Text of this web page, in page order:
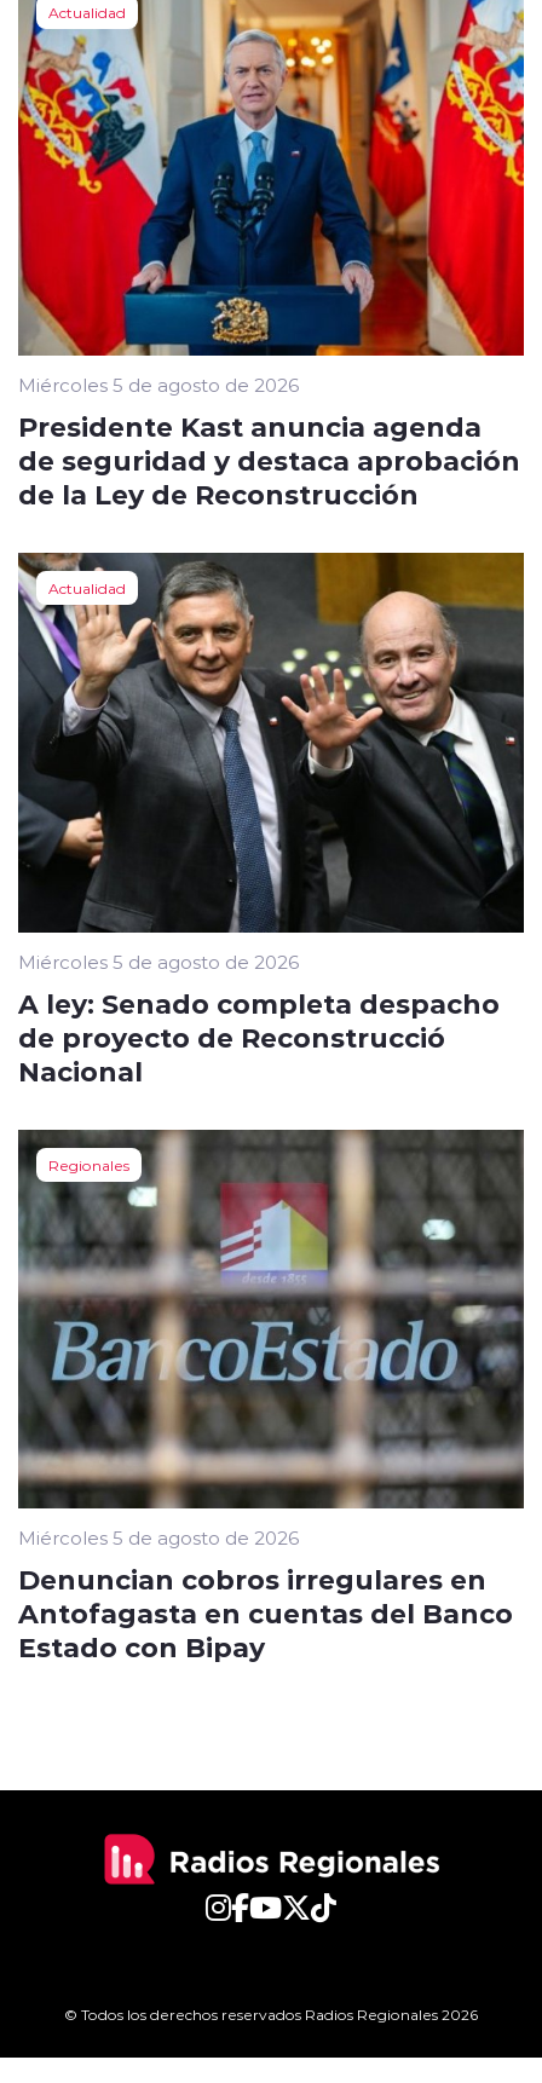
Actualidad
Miércoles 5 de agosto de 2026
Presidente Kast anuncia agenda
de seguridad y destaca aprobación
de la Ley de Reconstrucción
Actualidad
Miércoles 5 de agosto de 2026
A ley: Senado completa despacho
de proyecto de Reconstrucció
Nacional
Regionales
Miércoles 5 de agosto de 2026
Denuncian cobros irregulares en
Antofagasta en cuentas del Banco
Estado con Bipay
© Todos los derechos reservados Radios Regionales 2026